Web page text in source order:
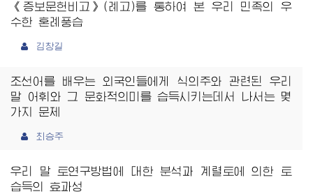
《증보문헌비고》(례고)를 통하여 본 우리 민족의 우
수한 혼례풍습
김창길
조선어를 배우는 외국인들에게 식의주와 관련된 우리
말 어휘와 그 문화적의미를 습득시키는데서 나서는 몇
가지 문제
최승주
우리 말 토연구방법에 대한 분석과 계렬토에 의한 토
습득의 효과성